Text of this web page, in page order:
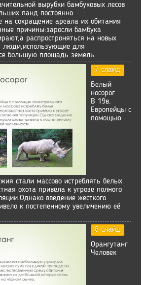
вырубки бамбуковых лесов
панд постоянно
на сокращение ареала их обитания
причины:заросли бамбука
распростроняться на новых
для
большую площадь земель.
7 слайд
Белый
носорог
В 19в.
Европейцы с
помощью
стали массово истреблять белых
охота привела к угрозе полного
введение жёсткого
к постепенному увеличению её
8 слайд
Орангутанг
Человек